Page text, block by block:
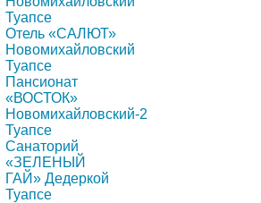
Туапсе
Отель «САЛЮТ»
Новомихайловский
Туапсе
Пансионат
«ВОСТОК»
Новомихайловский-2
Туапсе
Санаторий
«ЗЕЛЕНЫЙ
ГАЙ» Дедеркой
Туапсе